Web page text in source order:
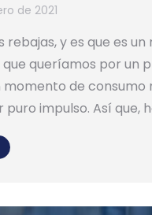
de 2021
rebajas, y es que es
queríamos por un
de
impulso. Así que,